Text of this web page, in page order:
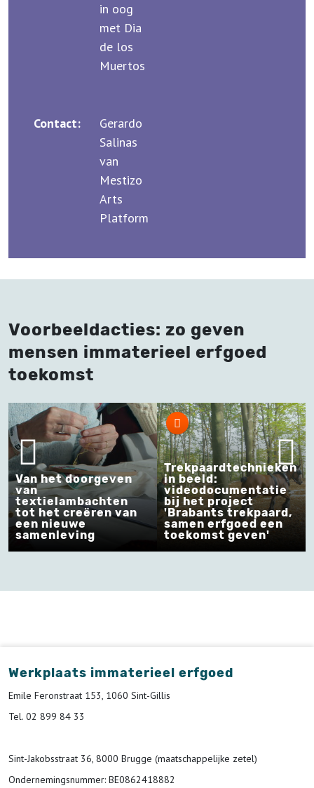
in oog
met Dia
de los
Muertos
Contact:
Gerardo
Salinas
van
Mestizo
Arts
Platform
Voorbeeldacties: zo geven
mensen immaterieel erfgoed
toekomst
doorgeven
creëren van
Trekpaardtechnieken
in beeld:
videodocumentatie
bij het project
'Brabants trekpaard,
samen erfgoed een
toekomst geven'
in beeld:
bij het
samen
Werkplaats immaterieel erfgoed
Emile Feronstraat 153, 1060 Sint-Gillis
Tel. 02 899 84 33
Sint-Jakobsstraat 36, 8000 Brugge (maatschappelijke zetel)
Ondernemingsnummer: BE0862418882